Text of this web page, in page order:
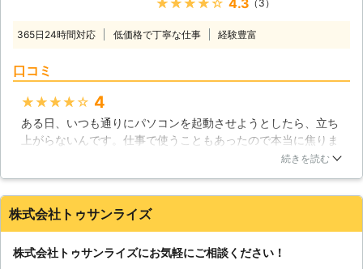
でで期待にお応えいたします。
下さい！大阪を拠点に大阪・奈良全域
ルはお任せください】 「パソコン・
良、もしくはハードディスクが物理的
に破損してしまっている可能性があり
ます。最近のハードディスクは丈夫に
つくられていますが、大きな衝撃を与
えてしまうことで破損してしまうこと
障してしまうことでデータが失われて
しまったり、パソコンが起動しなくな
（3）
365日24時間対応 低価格で丁寧な仕事 経験豊富
口コミ
★★★★★ 4
ある日、いつも通りにパソコンを起動させようとしたら、立ち
上がらないんです。仕事で使うこともあったので本当に焦りま
したが、即日対応、低価格ということでこちらにパソコン修理
た。今後も何かあったときは是非こちらを利用したいです。
大阪府 大阪市西区 2016年11月30日
続きを読む
株式会社トゥサンライズ
株式会社トゥサンライズにお気軽にご相談ください！